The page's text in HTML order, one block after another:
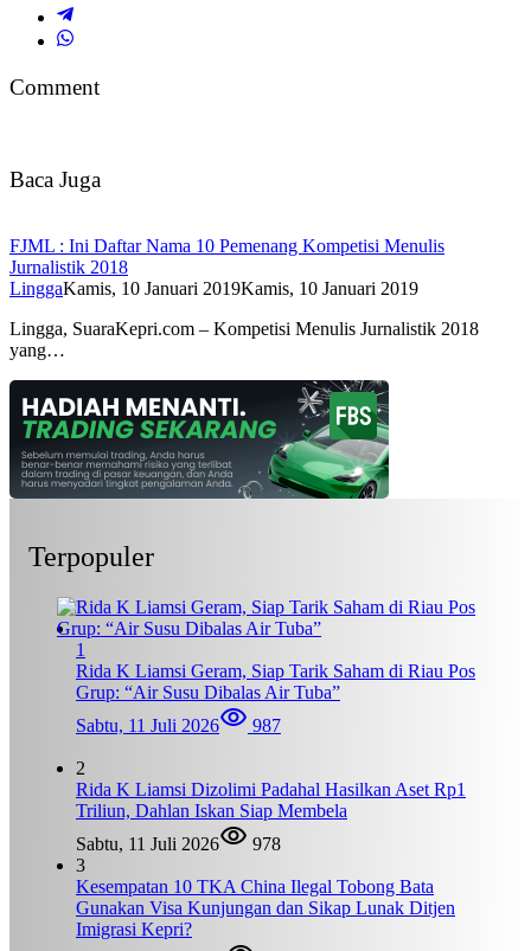
Comment
Baca Juga
FJML : Ini Daftar Nama 10 Pemenang Kompetisi Menulis
Jurnalistik 2018
LinggaKamis, 10 Januari 2019Kamis, 10 Januari 2019
Lingga, SuaraKepri.com – Kompetisi Menulis Jurnalistik 2018
yang…
Terpopuler
1
Rida K Liamsi Geram, Siap Tarik Saham di Riau Pos
Grup: “Air Susu Dibalas Air Tuba”
Sabtu, 11 Juli 2026
987
2
Rida K Liamsi Dizolimi Padahal Hasilkan Aset Rp1
Triliun, Dahlan Iskan Siap Membela
Sabtu, 11 Juli 2026
978
3
Kesempatan 10 TKA China Ilegal Tobong Bata
Gunakan Visa Kunjungan dan Sikap Lunak Ditjen
Imigrasi Kepri?